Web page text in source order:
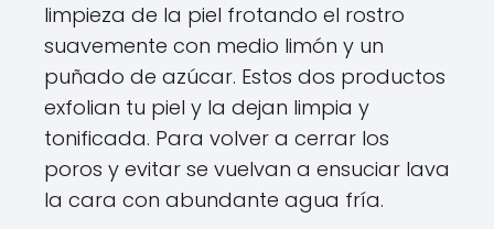
limpieza de la piel frotando el rostro
suavemente con medio limón y un
puñado de azúcar. Estos dos productos
exfolian tu piel y la dejan limpia y
tonificada. Para volver a cerrar los
poros y evitar se vuelvan a ensuciar lava
la cara con abundante agua fría.